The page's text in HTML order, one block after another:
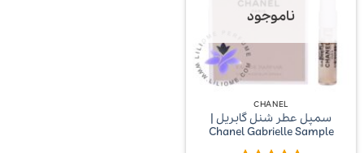
ناموجود
CHANEL
سمپل عطر شنل گابریل |
Chanel Gabrielle Sample